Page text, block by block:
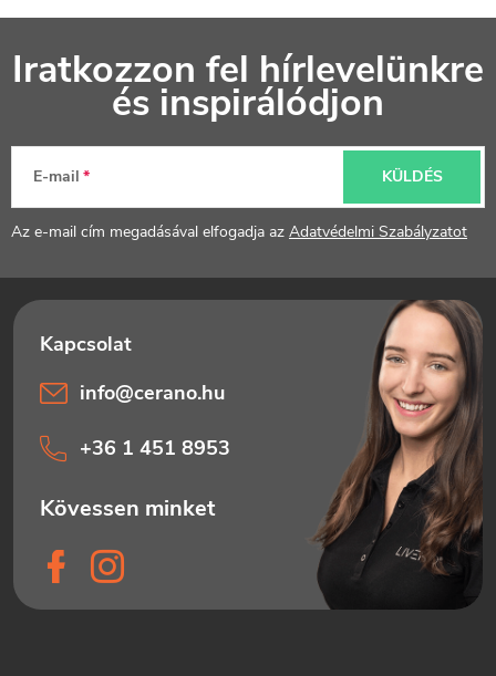
á
é
Iratkozzon fel hírlevelünkre
és inspirálódjon
E-mail
Az e-mail cím megadásával elfogadja az Adatvédelmi Szabályzatot
KÜLDÉS
info@cerano.hu
+36 1 451 8953